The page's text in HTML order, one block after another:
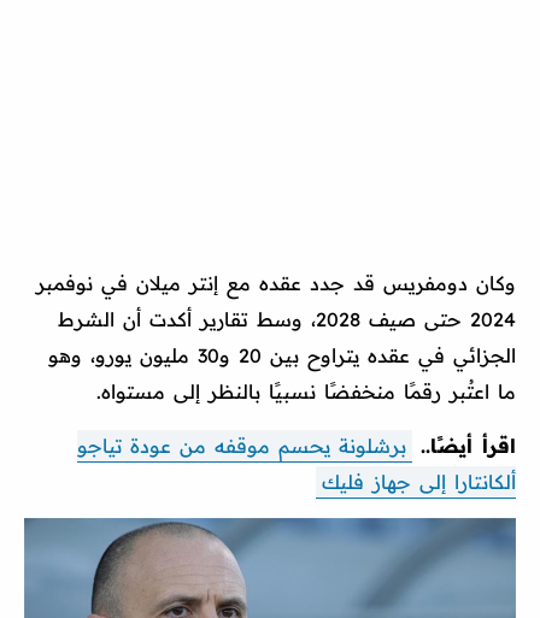
وكان دومفريس قد جدد عقده مع إنتر ميلان في نوفمبر
2024 حتى صيف 2028، وسط تقارير أكدت أن الشرط
الجزائي في عقده يتراوح بين 20 و30 مليون يورو، وهو
ما اعتُبر رقمًا منخفضًا نسبيًا بالنظر إلى مستواه.
اقرأ أيضًا.. برشلونة يحسم موقفه من عودة تياجو
ألكانتارا إلى جهاز فليك